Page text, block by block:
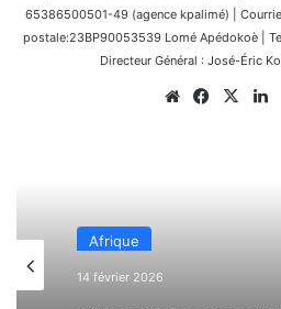
65386500501-49 (agence kpalimé) |
postale:23BP90053539 Lomé Apédokoè |
Directeur Général : José-Éric
Website X
Afrique
14 février 2026